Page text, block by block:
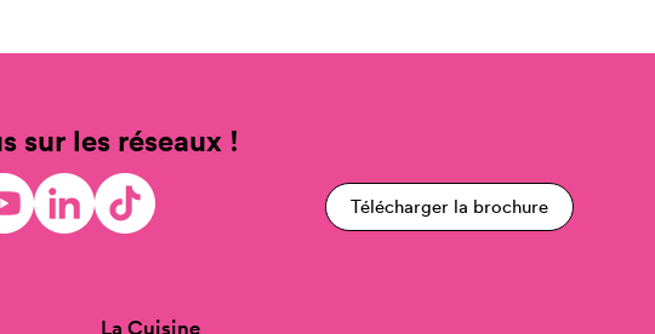
sur les réseaux !
Télécharger la brochure
La Cuisine